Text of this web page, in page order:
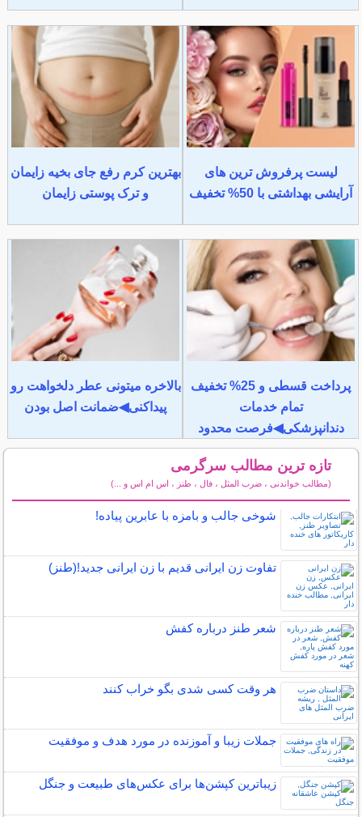
لیست پرفروش ترین های
آرایشی بهداشتی با 50% تخفیف
بهترین کرم رفع جای بخیه زایمان
و ترک پوستی زایمان
پرداخت قسطی و 25% تخفیف
تمام خدمات
دندانپزشکی◀فرصت محدود
بالاخره میتونی عطر دلخواهت رو
پیداکنی◀ضمانت اصل بودن
تازه ترین مطالب سرگرمی
(مطالب خواندنی ، ضرب المثل ، فال ، طنز ، اس ام اس و ...)
شوخی جالب و بامزه با عابرین پیاده!
تفاوت زن ایرانی قدیم با زن ایرانی جدید!(طنز)
شعر طنز درباره کفش
هر وقت کسی شدی بگو خراب کنند
جملات زیبا و آموزنده در مورد هدف و موفقیت
زیباترین کپشن‌ها برای عکس‌های طبیعت و جنگل